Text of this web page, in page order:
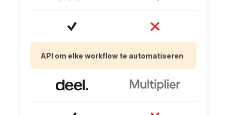
API om elke workflow te automatiseren